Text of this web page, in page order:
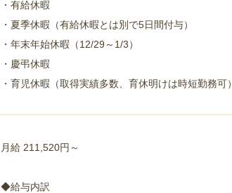
・有給休暇
・夏季休暇（有給休暇とは別で5日間付与）
・年末年始休暇（12/29～1/3）
・慶弔休暇
・育児休暇（取得実績多数、育休明けは時短勤務可）
月給 211,520円～
◆給与内訳